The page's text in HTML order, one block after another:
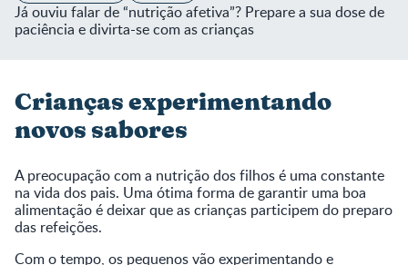
Já ouviu falar de “nutrição afetiva”? Prepare a sua dose de
paciência e divirta-se com as crianças
Crianças experimentando
novos sabores
A preocupação com a nutrição dos filhos é uma constante
na vida dos pais. Uma ótima forma de garantir uma boa
alimentação é deixar que as crianças participem do preparo
das refeições.
Com o tempo, os pequenos vão experimentando e